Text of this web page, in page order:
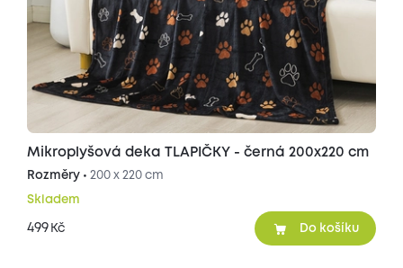
Mikroplyšová deka TLAPIČKY - černá 200x220 cm
Rozměry • 200 x 220 cm
Skladem
499 Kč Do košíku